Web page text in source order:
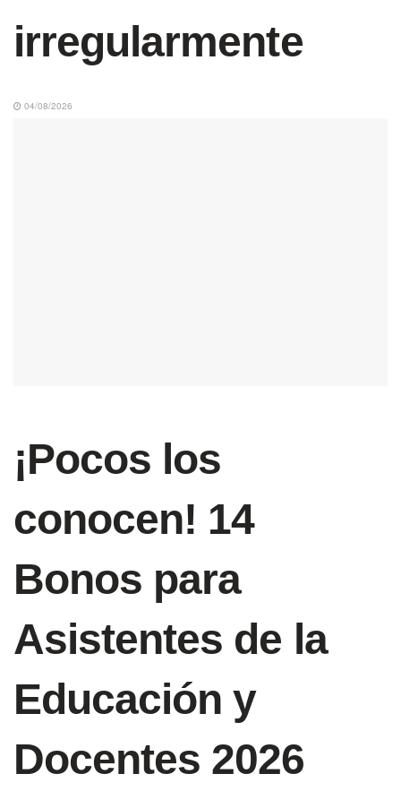
irregularmente
04/08/2026
¡Pocos los
conocen! 14
Bonos para
Asistentes de la
Educación y
Docentes 2026